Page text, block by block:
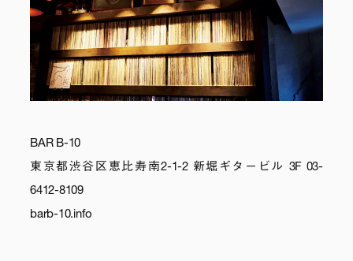
BAR B-10
東京都渋谷区恵比寿南2-1-2 新堀ギタービル 3F 03-
6412-8109
barb-10.info